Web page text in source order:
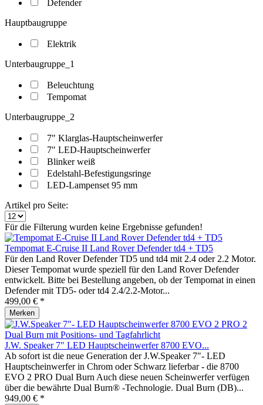
Defender
Hauptbaugruppe
Elektrik
Unterbaugruppe_1
Beleuchtung
Tempomat
Unterbaugruppe_2
7" Klarglas-Hauptscheinwerfer
7" LED-Hauptscheinwerfer
Blinker weiß
Edelstahl-Befestigungsringe
LED-Lampenset 95 mm
Artikel pro Seite:
Für die Filterung wurden keine Ergebnisse gefunden!
Tempomat E-Cruise II Land Rover Defender td4 + TD5
Für den Land Rover Defender TD5 und td4 mit 2.4 oder 2.2 Motor.
Dieser Tempomat wurde speziell für den Land Rover Defender
entwickelt. Bitte bei Bestellung angeben, ob der Tempomat in einen
Defender mit TD5- oder td4 2.4/2.2-Motor...
499,00 € *
Merken
J.W. Speaker 7" LED Hauptscheinwerfer 8700 EVO...
Ab sofort ist die neue Generation der J.W.Speaker 7"- LED
Hauptscheinwerfer in Chrom oder Schwarz lieferbar - die 8700
EVO 2 PRO Dual Burn Auch diese neuen Scheinwerfer verfügen
über die bewährte Dual Burn® -Technologie. Dual Burn (DB)...
949,00 € *